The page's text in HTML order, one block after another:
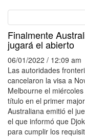
Finalmente
jugará el abierto
06/01/2022 / 12:09 am
Las autoridades
cancelaron la visa a
Melbourne el
título en el primer
Australiana emitió el
el que informó que
para cumplir los